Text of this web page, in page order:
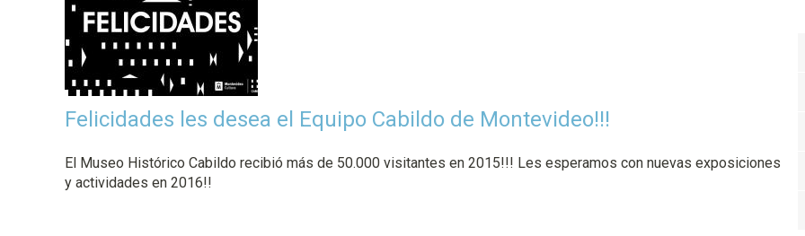
Felicidades les desea el Equipo Cabildo de Montevideo!!!
El Museo Histórico Cabildo recibió más de 50.000 visitantes en 2015!!! Les esperamos con nuevas exposiciones
y actividades en 2016!!
c
i
p
a
l